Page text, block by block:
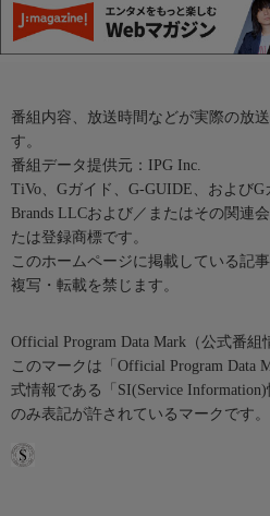
番組内容、放送時間などが実際の放
す。
番組データ提供元：IPG Inc.
TiVo、Gガイド、G-GUIDE、および
Brands LLCおよび／またはその関連
たは登録商標です。
このホームページに掲載している記
複写・転載を禁じます。
Official Program Data Mark（公式番組
このマークは「Official Program Data
式情報である「SI(Service
のみ表記が許されているマークです。